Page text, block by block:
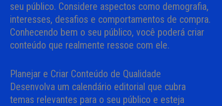
seu público. Considere aspectos como demografia,
interesses, desafios e comportamentos de compra.
Conhecendo bem o seu público, você poderá criar
conteúdo que realmente ressoe com ele.
Planejar e Criar Conteúdo de Qualidade
Desenvolva um calendário editorial que cubra
temas relevantes para o seu público e esteja